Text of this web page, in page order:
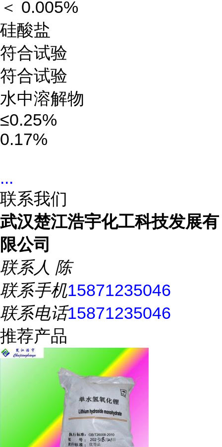
＜ 0.005%
硅酸盐
符合试验
符合试验
水中溶解物
≤0.25%
0.17%
...
联系我们
武汉楚江浩宇化工科技发展有
限公司
联系人 陈
联系手机15871235046
联系电话15871235046
推荐产品